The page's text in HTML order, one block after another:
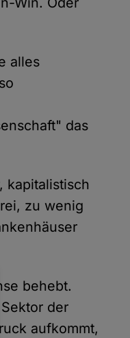
alles
das
kapitalistisch
zu wenig
behebt.
der
aufkommt,